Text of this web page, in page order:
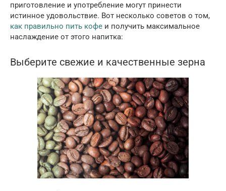
приготовление и употребление могут принести
истинное удовольствие. Вот несколько советов о том,
как правильно пить кофе и получить максимальное
наслаждение от этого напитка:
Выберите свежие и качественные зерна